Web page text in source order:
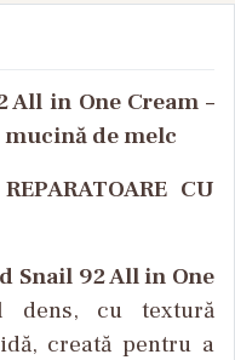
All in One Cream –
mucină de melc
CU
Snail 92 All in One
cu textură
creată pentru a